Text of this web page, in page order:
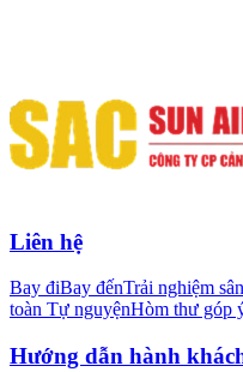
Liên hệ
Bay điBay đếnTrải nghiệm
toàn Tự nguyệnHòm thư góp
Hướng dẫn hành